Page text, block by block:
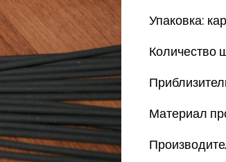
Упаковка:
Количество
Материал